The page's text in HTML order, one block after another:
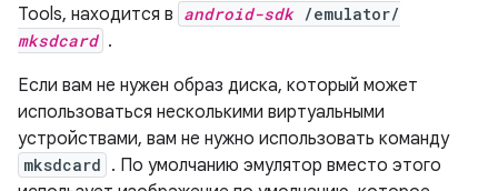
Tools, находится в android-sdk/emulator/
mksdcard .
Если вам не нужен образ диска, который может
использоваться несколькими виртуальными
устройствами, вам не нужно использовать команду
mksdcard . По умолчанию эмулятор вместо этого